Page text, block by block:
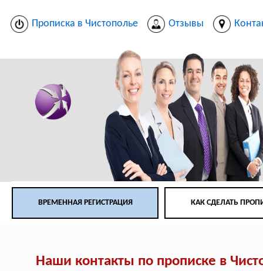
Прописка в Чистополье Отзывы
ВРЕМЕННАЯ РЕГИСТРАЦИЯ КАК СДЕЛАТЬ
Наши контакты по прописке в